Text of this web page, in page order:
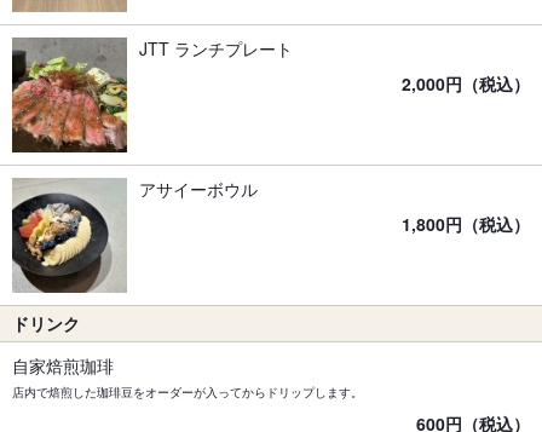
JTT ランチプレート
2,000円（税込）
アサイーボウル
1,800円（税込）
ドリンク
自家焙煎珈琲
店内で焙煎した珈琲豆をオーダーが入ってからドリップします。
600円（税込）